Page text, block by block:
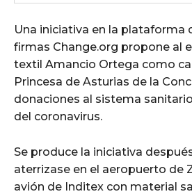
Una iniciativa en la plataforma
firmas Change.org propone al
textil Amancio Ortega como
Princesa de Asturias de la
donaciones al sistema
del coronavirus.
Se produce la iniciativa
aterrizase en el aeropuerto de
avión de Inditex con material